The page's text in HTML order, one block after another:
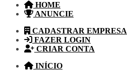
HOME
ANUNCIE
CADASTRAR EMPRESA
FAZER LOGIN
CRIAR CONTA
INÍCIO